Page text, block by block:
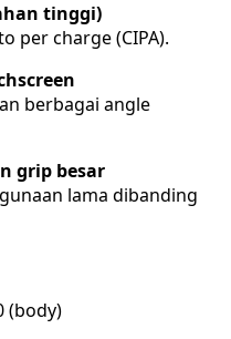
tinggi)
per charge (CIPA).
berbagai angle
grip besar
lama dibanding
(body)